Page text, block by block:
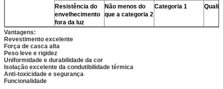
Resistência do
envelhecimento
fora da luz
Não menos do
que a categoria 2
Categoria 1
Vantagens:
Revestimento excelente
Força de casca alta
Peso leve e rigidez
Uniformidade e durabilidade da cor
Isolação excelente da condutibilidade térmica
Anti-toxicidade e segurança
Funcionalidade